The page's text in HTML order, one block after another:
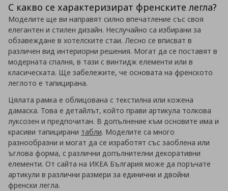
С какво се характеризират френските легла?
Моделите ще ви направят силно впечатление със своя
елегантен и стилен дизайн. Неслучайно са избирани за
обзавеждане в хотелските стаи. Лесно се вписват в
различен вид интериорни решения. Могат да се поставят в
модерната спалня, в тази с винтидж елементи или в
класическата. Ще забележите, че основата на френското
леглото е тапицирана.
Цялата рамка е облицована с текстилна или кожена
дамаска. Това е детайлът, който прави артикула толкова
луксозен и предпочитан. В допълнение към основите има и
красиви тапицирани табли. Моделите са много
разнообразни и могат да се изработят със заоблена или
ъглова форма, с различни допълнителни декоративни
елементи. От сайта на ИКЕА България може да поръчате
артикули в различни размери за единични и двойни
френски легла.